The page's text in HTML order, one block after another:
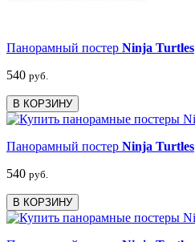
Панорамный постер Ninja Turtles
540 руб.
В КОРЗИНУ
Панорамный постер Ninja Turtles
540 руб.
В КОРЗИНУ